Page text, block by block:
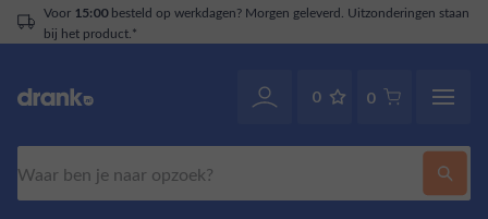
besteld op werkdagen? Morgen geleverd. Uitzonderingen staan
0 0